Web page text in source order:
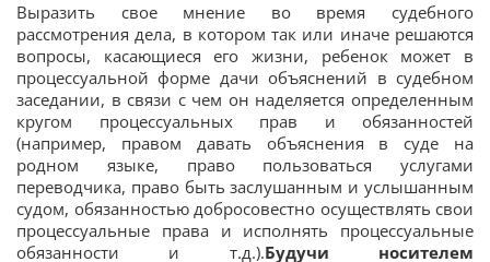
Выразить свое мнение во время судебного
рассмотрения дела, в котором так или иначе решаются
вопросы, касающиеся его жизни, ребенок может в
процессуальной форме дачи объяснений в судебном
заседании, в связи с чем он наделяется определенным
кругом процессуальных прав и обязанностей
(например, правом давать объяснения в суде на
родном языке, право пользоваться услугами
переводчика, право быть заслушанным и услышанным
судом, обязанностью добросовестно осуществлять свои
процессуальные права и исполнять процессуальные
обязанности и т.д.).Будучи носителем